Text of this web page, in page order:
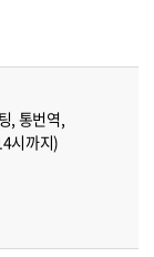
, 통번역,
시까지)